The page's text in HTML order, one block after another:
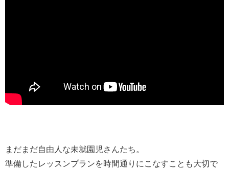
まだまだ自由人な未就園児さんたち。
準備したレッスンプランを時間通りにこなすことも大切で